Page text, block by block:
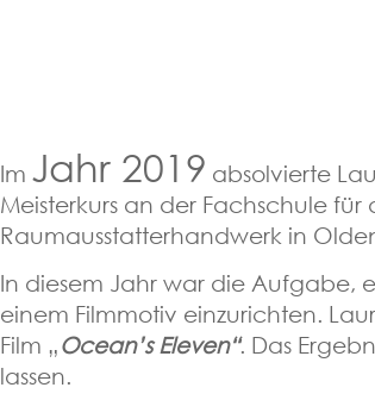
Im Jahr 2019 absolvierte
Meisterkurs an der Fachschule für
Raumausstatterhandwerk in
In diesem Jahr war die Aufgabe,
einem Filmmotiv einzurichten.
Film „Ocean’s Eleven“. Das
lassen.